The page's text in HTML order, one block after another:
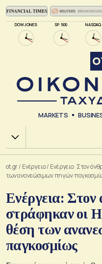
DOW JONES SP 500 NASDAQ
MARKETS
Χ.Α.
ot.gr/ Ενέργεια/ Ενέργεια: Στον
των ανανεώσιμων πηγών
Ενέργεια: Στον
στράφηκαν οι
θέση των
παγκοσμίως